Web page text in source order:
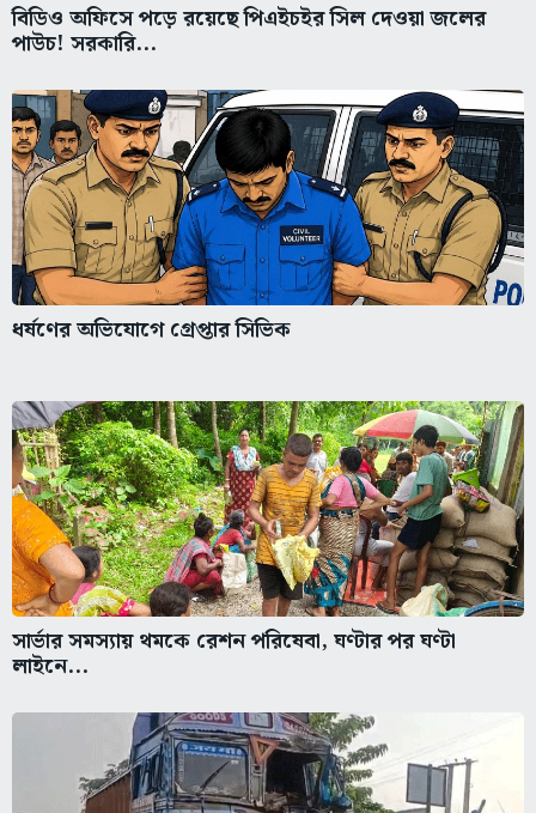
বিডিও অফিসে পড়ে রয়েছে পিএইচইর সিল দেওয়া জলের
পাউচ! সরকারি...
ধর্ষণের অভিযোগে গ্রেপ্তার সিভিক
সার্ভার সমস্যায় থমকে রেশন পরিষেবা, ঘণ্টার পর ঘণ্টা
লাইনে...